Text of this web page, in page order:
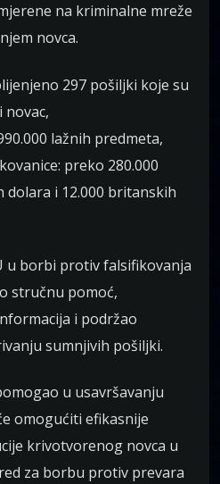
na kriminalne mreže
novca.
297 pošiljki koje su
lažnih predmeta,
preko 280.000
dolara i 12.000 britanskih
u borbi protiv falsifikovanja
stručnu pomoć,
i podržao
sumnjivih pošiljki.
u usavršavanju
omogućiti efikasnije
krivotvorenog novca u
za borbu protiv prevara